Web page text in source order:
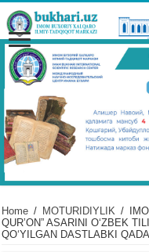
Home / MOTURIDIYLIK /
QURʼON” ASARINI OʻZBEK
QOʻYILGAN DASTLABKI